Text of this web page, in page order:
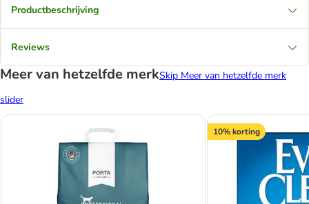
Productbeschrijving
Reviews
Meer van hetzelfde merkSkip Meer van hetzelfde merk
slider
10% korting